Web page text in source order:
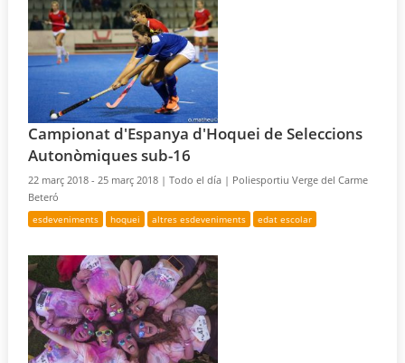
Campionat d'Espanya d'Hoquei de Seleccions
Autonòmiques sub-16
22 març 2018 - 25 març 2018 |Todo el día | Poliesportiu Verge del Carme
Beteró
esdeveniments hoquei altres esdeveniments edat escolar